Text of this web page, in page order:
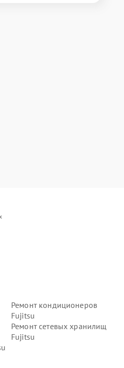
Ремонт кондиционеров
Fujitsu
Ремонт сетевых хранилищ
Fujitsu